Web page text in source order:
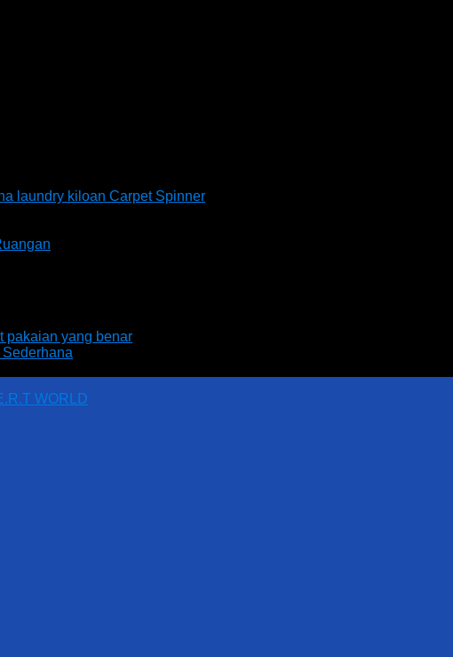
Carpet Spinner
pakaian yang benar
WORLD